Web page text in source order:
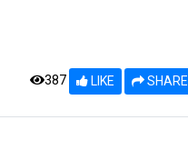
387 LIKE SHARE